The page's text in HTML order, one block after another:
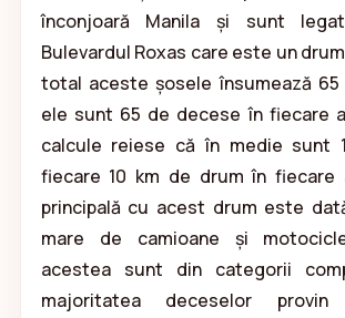
înconjoară Manila și sunt
Bulevardul Roxas care este un
total aceste șosele însumează
ele sunt 65 de decese în fiecare
calcule reiese că în medie sunt
fiecare 10 km de drum în fiecare
principală cu acest drum este
mare de camioane și
acestea sunt din categorii
majoritatea deceselor